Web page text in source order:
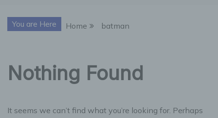
You are Here Home batman
Nothing Found
It seems we can’t find what you’re looking for. Perhaps